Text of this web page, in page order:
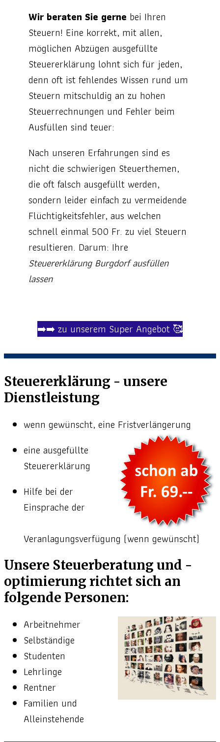
Wir beraten Sie gerne bei Ihren
Steuern! Eine korrekt, mit allen,
möglichen Abzügen ausgefüllte
Steuererklärung lohnt sich für jeden,
denn oft ist fehlendes Wissen rund um
Steuern mitschuldig an zu hohen
Steuerrechnungen und Fehler beim
Ausfüllen sind teuer:
Nach unseren Erfahrungen sind es
nicht die schwierigen Steuerthemen,
die oft falsch ausgefüllt werden,
sondern leider einfach zu vermeidende
Flüchtigkeitsfehler, aus welchen
schnell einmal 500 Fr. zu viel Steuern
resultieren. Darum: Ihre
Steuererklärung Burgdorf ausfüllen
lassen
➡️➡️ zu unserem Super Angebot 🥰
Steuererklärung - unsere
Dienstleistung
wenn gewünscht, eine Fristverlängerung
eine ausgefüllte
Steuererklärung
Hilfe bei der
Einsprache der
Veranlagungsverfügung (wenn gewünscht)
Unsere Steuerberatung und -
optimierung richtet sich an
folgende Personen:
Arbeitnehmer
Selbständige
Studenten
Lehrlinge
Rentner
Familien und
Alleinstehende